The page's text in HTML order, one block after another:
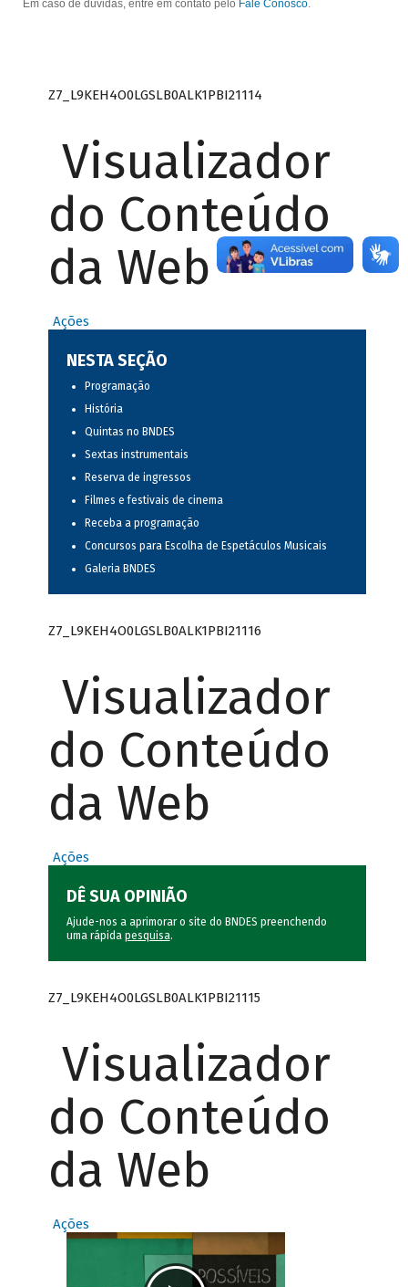
Em caso de dúvidas, entre em contato pelo Fale Conosco.
Z7_L9KEH4O0LGSLB0ALK1PBI21114
Visualizador
do Conteúdo
da Web
Ações
NESTA SEÇÃO
Programação
História
Quintas no BNDES
Sextas instrumentais
Reserva de ingressos
Filmes e festivais de cinema
Receba a programação
Concursos para Escolha de Espetáculos Musicais
Galeria BNDES
Z7_L9KEH4O0LGSLB0ALK1PBI21116
Visualizador
do Conteúdo
da Web
Ações
DÊ SUA OPINIÃO
Ajude-nos a aprimorar o site do BNDES preenchendo
uma rápida pesquisa.
Z7_L9KEH4O0LGSLB0ALK1PBI21115
Visualizador
do Conteúdo
da Web
Ações